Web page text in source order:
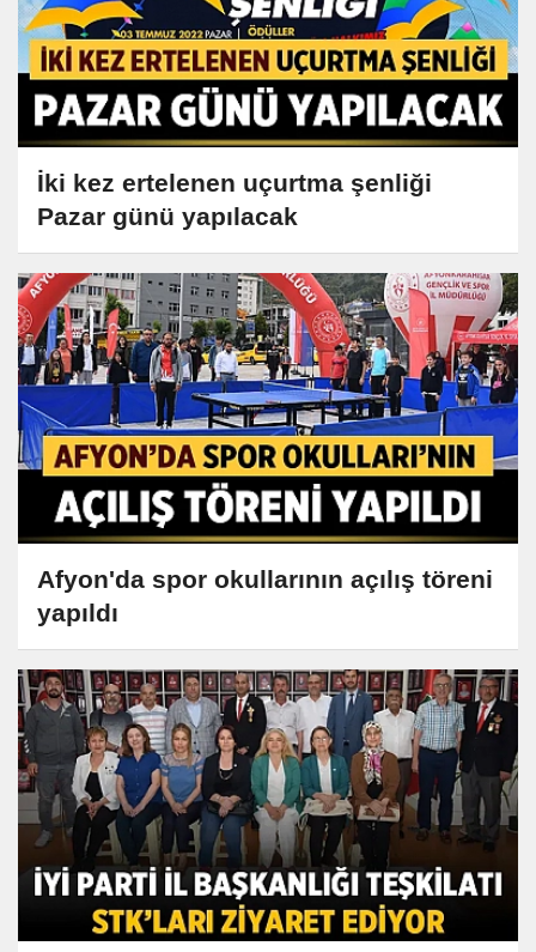
İki kez ertelenen uçurtma şenliği
Pazar günü yapılacak
Afyon'da spor okullarının açılış töreni
yapıldı